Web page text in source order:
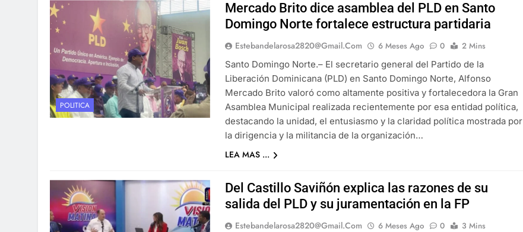
POLITICA
Mercado Brito dice asamblea del PLD en Santo
Domingo Norte fortalece estructura partidaria
Estebandelarosa2820@gmail.com 6 Meses Ago 0
2 Mins
Santo Domingo Norte.– El secretario general del Partido de la
Liberación Dominicana (PLD) en Santo Domingo Norte, Alfonso
Mercado Brito valoró como altamente positiva y fortalecedora la Gran
Asamblea Municipal realizada recientemente por esa entidad política,
destacando la unidad, el entusiasmo y la claridad política mostrada por
la dirigencia y la militancia de la organización…
LEA MAS ...
Del Castillo Saviñón explica las razones de su
salida del PLD y su juramentación en la FP
Estebandelarosa2820@gmail.com 6 Meses Ago 0
3 Mins